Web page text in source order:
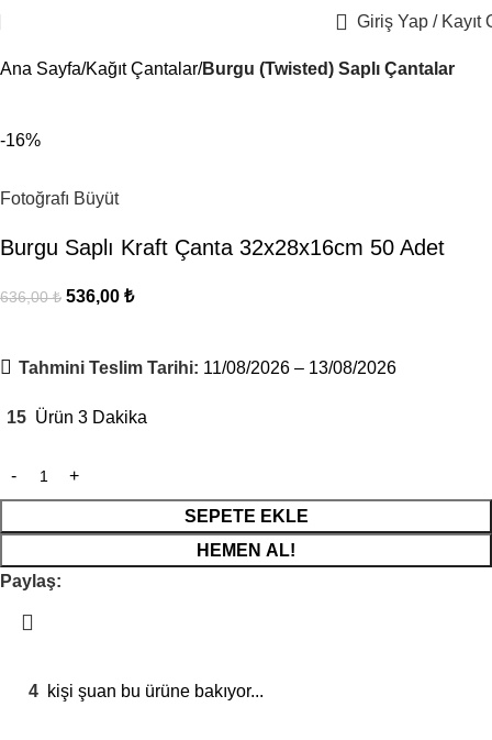
Giriş Yap / Kayıt
Ana Sayfa Kağıt Çantalar Burgu (Twisted) Saplı Çantalar
-16%
Fotoğrafı Büyüt
Burgu Saplı Kraft Çanta 32x28x16cm 50 Adet
636,00₺ 536,00 ₺
Tahmini Teslim Tarihi: 11/08/2026 – 13/08/2026
15 Ürün 3 Dakika
SEPETE EKLE
HEMEN AL!
Paylaş:
4 kişi şuan bu ürüne bakıyor...